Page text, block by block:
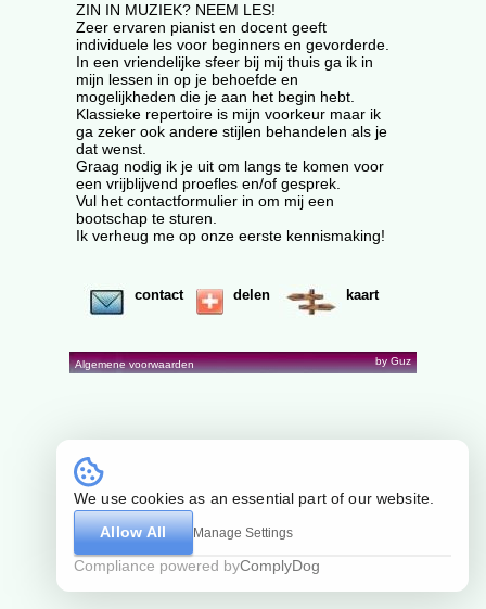
ZIN IN MUZIEK? NEEM LES!
Zeer ervaren pianist en docent geeft
individuele les voor beginners en gevorderde.
In een vriendelijke sfeer bij mij thuis ga ik in
mijn lessen in op je behoefde en
mogelijkheden die je aan het begin hebt.
Klassieke repertoire is mijn voorkeur maar ik
ga zeker ook andere stijlen behandelen als je
dat wenst.
Graag nodig ik je uit om langs te komen voor
een vrijblijvend proefles en/of gesprek.
Vul het contactformulier in om mij een
bootschap te sturen.
Ik verheug me op onze eerste kennismaking!
contact delen kaart
Algemene voorwaarden by Guz
We use cookies as an essential part of our website.
Allow All
Manage Settings
Compliance powered byComplyDog